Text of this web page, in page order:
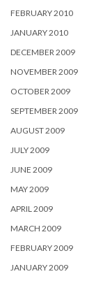
FEBRUARY 2010
JANUARY 2010
DECEMBER 2009
NOVEMBER 2009
OCTOBER 2009
SEPTEMBER 2009
AUGUST 2009
JULY 2009
JUNE 2009
MAY 2009
APRIL 2009
MARCH 2009
FEBRUARY 2009
JANUARY 2009